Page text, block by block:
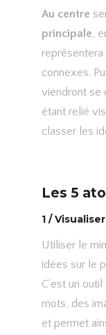
Au centre
principale ,
connexes.
viendront se
étant relié
classer les
Les 5
1 /
Utiliser le
idées sur le
C’est un
mots, des
et permet